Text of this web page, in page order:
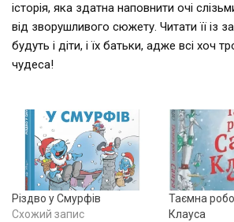
історія, яка здатна наповнити очі
від зворушливого сюжету. Читати її із
будуть і діти, і їх батьки, адже всі хоч
чудеса!
Різдво у Смурфів
Схожий запис
Таємна
Клауса